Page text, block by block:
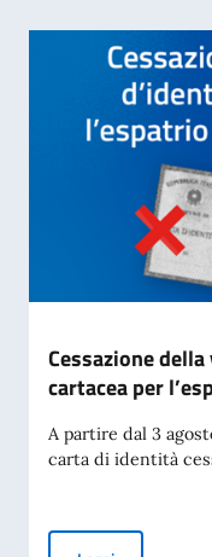
Cessazione
cartacea per
A partire dal 3
carta di identità